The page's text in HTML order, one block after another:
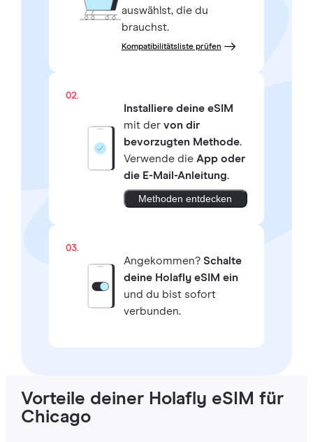
auswählst, die du
brauchst.
Kompatibilitätsliste prüfen
02.
Installiere deine eSIM
mit der von dir
bevorzugten Methode.
Verwende die App oder
die E-Mail-Anleitung.
Methoden entdecken
03.
Angekommen? Schalte
deine Holafly eSIM ein
und du bist sofort
verbunden.
Vorteile deiner Holafly eSIM für
Chicago